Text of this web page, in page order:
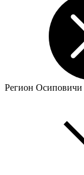
Регион Осиповичи